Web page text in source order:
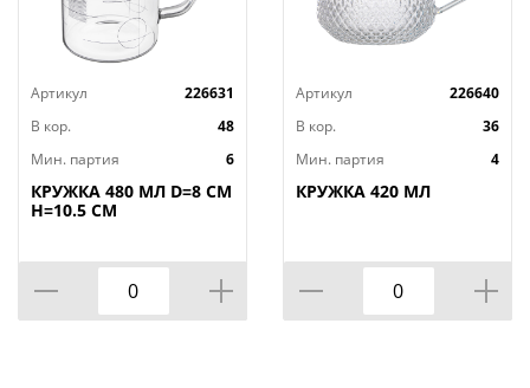
Артикул
226631
В кор.
48
Мин. партия
6
КРУЖКА 480 МЛ D=8 СМ
H=10.5 СМ
Артикул
226640
В кор.
36
Мин. партия
4
КРУЖКА 420 МЛ